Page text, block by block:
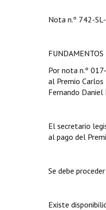
Nota n.º 742-
FUNDAMENTOS
Por nota n.º
al Premio Carlos
Fernando
El secretario
al pago del
Se debe
Existe